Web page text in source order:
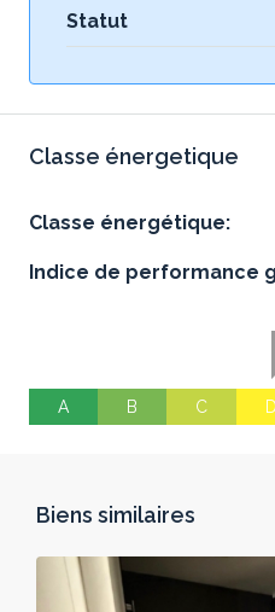
Statut
Classe énergetique
Classe énergétique:
Indice de performance
A B C D
Biens similaires